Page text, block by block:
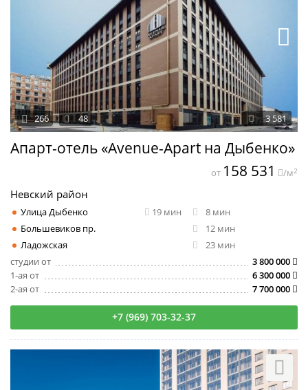
Апарт-отель «Avenue-Apart на Дыбенко»
3 581
266 48
Невский район
Улица Дыбенко 19 мин
8 мин
Большевиков пр.
12 мин
Ладожская
23 мин
студии от
3 800 000
1-ая от
6 300 000
2-ая от
7 700 000
от 158 531 /м2
+7 (969) 703-32-37